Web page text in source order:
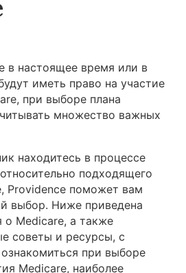
в настоящее время или в
иметь право на участие
при выборе плана
множество важных
находитесь в процессе
подходящего
Providence поможет вам
выбор. Ниже приведена
Medicare, а также
советы и ресурсы, с
при выборе
Medicare, наиболее